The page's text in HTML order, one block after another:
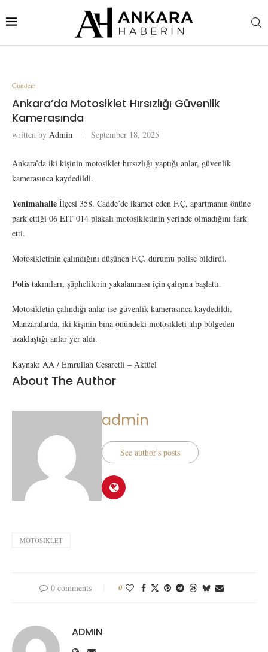
Gündem
Ankara’da Motosiklet Hırsızlığı Güvenlik
Kamerasında
written by Admin September 18, 2025
Ankara’da iki kişinin motosiklet hırsızlığı yaptığı anlar, güvenlik
kamerasınca kaydedildi.
Yenimahalle İlçesi 358. Cadde’de ikamet eden F.Ç, apartmanın önüne
park ettiği 06 EIT 014 plakalı motosikletinin yerinde olmadığını fark
etti.
Motosikletinin çalındığını düşünen F.Ç. durumu polise bildirdi.
Polis takımları, şüphelilerin yakalanması için çalışma başlattı.
Motosikletin çalındığı anlar ise güvenlik kamerasınca kaydedildi.
Manzaralarda, iki kişinin bina önündeki motosikleti alıp bölgeden
uzaklaştığı anlar yer aldı.
Kaynak: AA / Emrullah Cesaretli – Aktüel
About The Author
admin
See author's posts
MOTOSIKLET
0 comments 0
ADMIN